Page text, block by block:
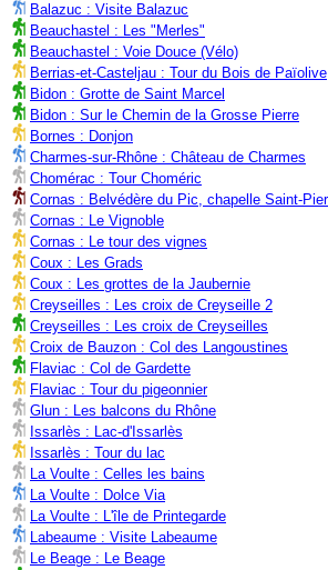
Balazuc : Visite Balazuc
Beauchastel : Les "Merles"
Beauchastel : Voie Douce (Vélo)
Berrias-et-Casteljau : Tour du Bois de Païolive
Bidon : Grotte de Saint Marcel
Bidon : Sur le Chemin de la Grosse Pierre
Bornes : Donjon
Charmes-sur-Rhône : Château de Charmes
Chomérac : Tour Choméric
Cornas : Belvédère du Pic, chapelle Saint-
Cornas : Le Vignoble
Cornas : Le tour des vignes
Coux : Les Grads
Coux : Les grottes de la Jaubernie
Creyseilles : Les croix de Creyseille 2
Creyseilles : Les croix de Creyseilles
Croix de Bauzon : Col des Langoustines
Flaviac : Col de Gardette
Flaviac : Tour du pigeonnier
Glun : Les balcons du Rhône
Issarlès : Lac-d'Issarlès
Issarlès : Tour du lac
La Voulte : Celles les bains
La Voulte : Dolce Via
La Voulte : L'île de Printegarde
Labeaume : Visite Labeaume
Le Beage : Le Beage